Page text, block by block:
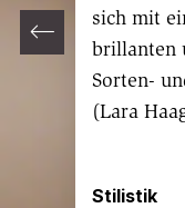
sich mit
brillanten
Sorten-
(Lara
Stilistik